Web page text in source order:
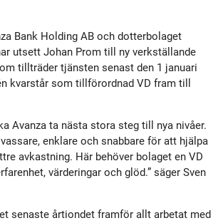
Bank Holding AB och dotterbolaget
utsett Johan Prom till ny verkställande
tillträder tjänsten senast den 1 januari
kvarstår som tillförordnad VD fram till
Avanza ta nästa stora steg till nya nivåer.
enklare och snabbare för att hjälpa
avkastning. Här behöver bolaget en VD
värderingar och glöd.” säger Sven
senaste årtiondet framför allt arbetat med